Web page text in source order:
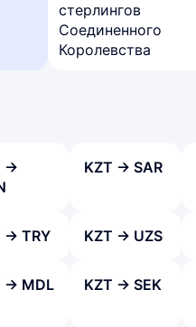
стерлингов
Соединенного
Королевства
→
KZT → SAR
→ TRY KZT → UZS
→ MDL KZT → SEK